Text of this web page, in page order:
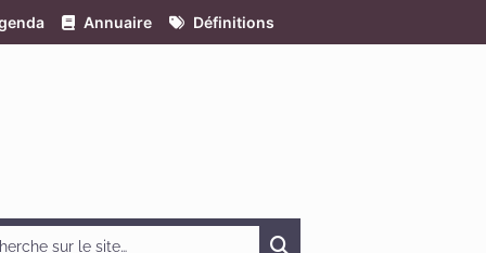
Annuaire Définitions